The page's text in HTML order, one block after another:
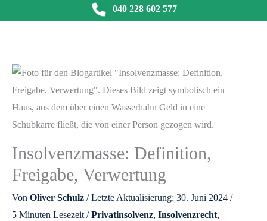
040 228 602 577
Insolvenzmasse: Definition,
Freigabe, Verwertung
Von Oliver Schulz / Letzte Aktualisierung: 30. Juni 2024 /
5 Minuten Lesezeit/Privatinsolvenz, Insolvenzrecht,